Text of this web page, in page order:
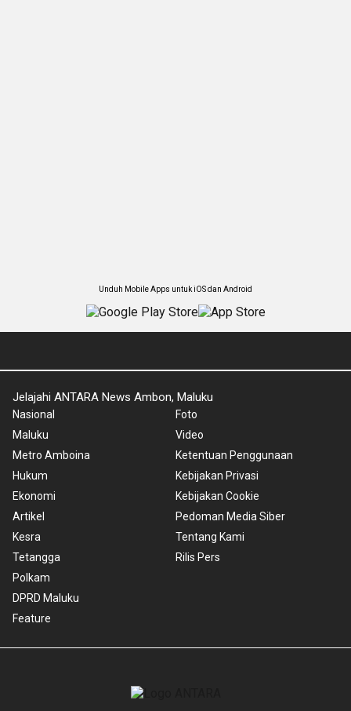
Unduh Mobile Apps untuk iOS dan Android
Jelajahi ANTARA News Ambon, Maluku
Nasional
Maluku
Metro Amboina
Hukum
Ekonomi
Artikel
Kesra
Tetangga
Polkam
DPRD Maluku
Feature
Foto
Video
Ketentuan Penggunaan
Kebijakan Privasi
Kebijakan Cookie
Pedoman Media Siber
Tentang Kami
Rilis Pers